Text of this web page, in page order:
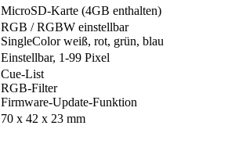
MicroSD-Karte (4GB enthalten)
RGB / RGBW einstellbar
SingleColor weiß, rot, grün, blau
Einstellbar, 1-99 Pixel
Cue-List
RGB-Filter
Firmware-Update-Funktion
70 x 42 x 23 mm